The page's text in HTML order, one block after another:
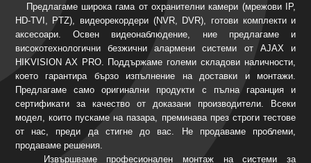
Предлагаме широка гама от охранителни камери (мрежови IP,
HD-TVI, PTZ), видеорекордери (NVR, DVR), готови комплекти и
аксесоари. Освен видеонаблюдение, ние предлагаме и
високотехнологични безжични алармени системи от AJAX и
HIKVISION AX PRO. Поддържаме големи складови наличности,
което гарантира бързо изпълнение на доставки и монтажи.
Предлагаме само оригинални продукти с пълна гаранция и
сертификати за качество от доказани производители. Всеки
модел, които пускаме на пазара, преминава през строги тестове
от нас, преди да стигне до вас. Не продаваме проблеми,
продаваме решения.
Извършваме професионален монтаж на системи за